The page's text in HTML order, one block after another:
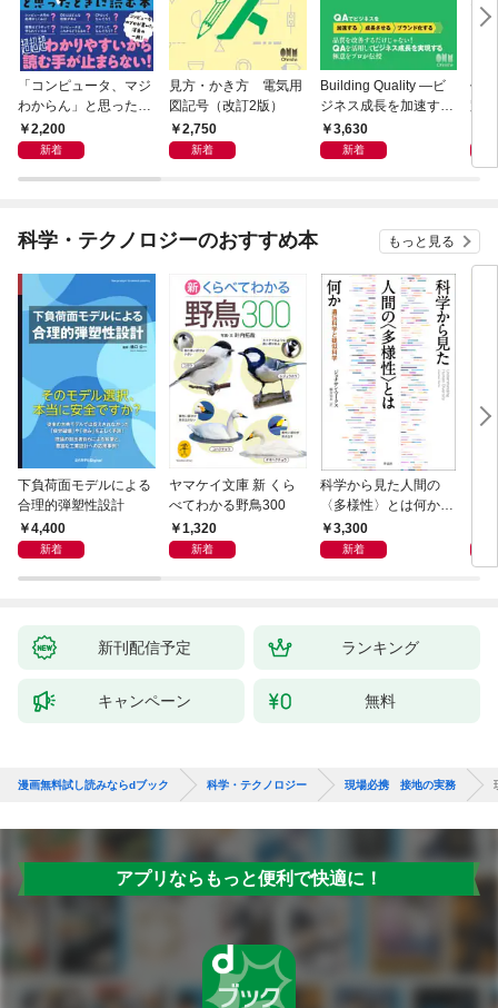
「コンピュータ、マジ
わからん」と思ったと
きに読む本
2,200
新着
見方・かき方 電気用
図記号（改訂2版）
2,750
新着
Building Quality ―ビ
ジネス成長を加速する
1人目QAからの品質戦
略―
3,630
新着
作
路
科学・テクノロジーのおすすめ本 もっと見る
下負荷面モデルによる
合理的弾塑性設計
4,400
新着
ヤマケイ文庫 新 くら
べてわかる野鳥300
1,320
新着
科学から見た人間の
〈多様性〉とは何か―
―遺伝科学と疑似科学
3,300
新着
新刊配信予定 ランキング
キャンペーン 無料
漫画無料試し読みならdブック 科学・テクノロジー 現場必携 接地の実務
アプリならもっと便利で快適に！